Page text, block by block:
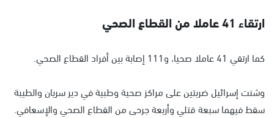
ارتقاء 41 عاملا من القطاع الصحي
كما ارتقي 41 عاملا صحيا، و111 إصابة بين أفراد القطاع الصحي.
وشنت إسرائيل ضربتين على مراكز صحية وطبية في دير سريان والطيبة
سقط فيهما سبعة قتلي وأربعة جرحى من القطاع الصحي والإسعافي.